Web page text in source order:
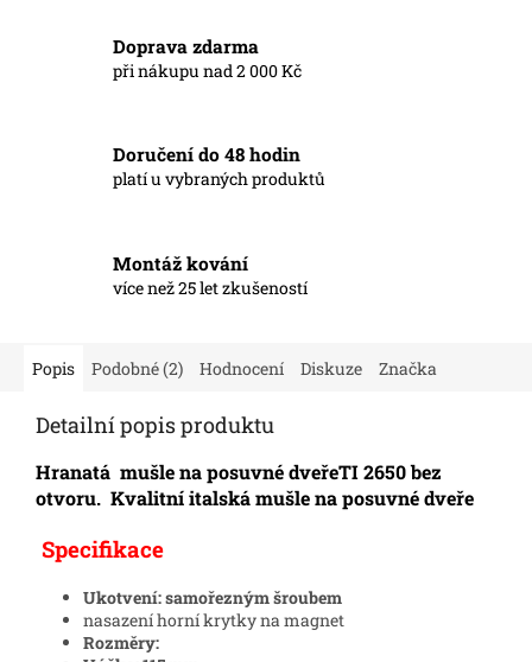
Doprava zdarma
při nákupu nad 2 000 Kč
Doručení do 48 hodin
platí u vybraných produktů
Montáž kování
více než 25 let zkušeností
Popis Podobné (2) Hodnocení Diskuze Značka
Detailní popis produktu
Hranatá mušle na posuvné dveřeTI 2650 bez
otvoru. Kvalitní italská mušle na posuvné dveře
Specifikace
Ukotvení: samořezným šroubem
nasazení horní krytky na magnet
Rozměry: